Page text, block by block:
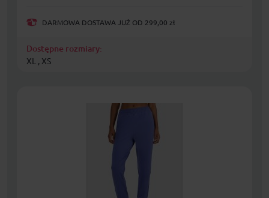
DARMOWA DOSTAWA JUŻ OD 299,00 zł
Dostępne rozmiary:
XL , XS